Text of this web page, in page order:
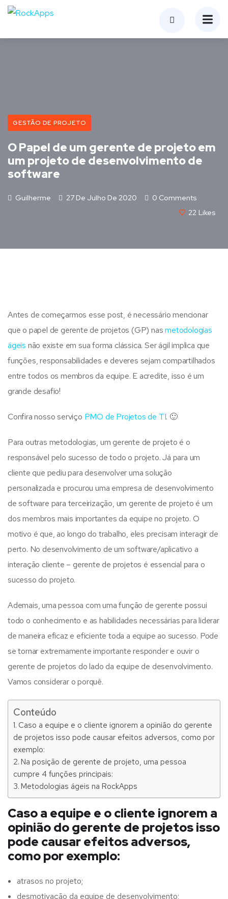
GESTÃO DE PROJETO
O Papel de um gerente de projeto em
um projeto de desenvolvimento de
software
Guilherme 27 De Julho De 2020
0 Comments
22 Likes
Antes de começarmos esse post, é necessário mencionar
que o papel de gerente de projetos (GP) nasmetodologias
ágeis não existe em sua forma clássica. Ser ágil implica que
funções, responsabilidades e deveres sejam compartilhados
entre todos os membros da equipe. E acredite, isso é um
grande desafio!
Confira nosso serviço PMO de Projetos de TI. 🙂
Para outras metodologias, um gerente de projeto é o
responsável pelo sucesso de todo o projeto. Já para um
cliente que pediu para desenvolver uma solução
personalizada e procurou uma empresa de desenvolvimento
de software para terceirização, um gerente de projeto é um
dos membros mais importantes da equipe no projeto. O
motivo é que, ao longo do trabalho, eles precisam interagir de
perto. No desenvolvimento de um software/aplicativo a
interação cliente – gerente de projetos é essencial para o
sucesso do projeto.
Ademais, uma pessoa com uma função de gerente possui
todo o conhecimento e as habilidades necessárias para liderar
de maneira eficaz e eficiente toda a equipe ao sucesso. Pode
se tornar extremamente importante responder e ouvir o
gerente de projetos do lado da equipe de desenvolvimento.
Vamos considerar o porquê.
Conteúdo
Caso a equipe e o cliente ignorem a opinião do gerente
de projetos isso pode causar efeitos adversos, como por
exemplo:
Na posição de gerente de projeto, uma pessoa
cumpre 4 funções principais:
Metodologias ágeis na RockApps
Caso a equipe e o cliente ignorem a
opinião do gerente de projetos isso
pode causar efeitos adversos,
como por exemplo:
atrasos no projeto;
desmotivação da equipe de desenvolvimento;